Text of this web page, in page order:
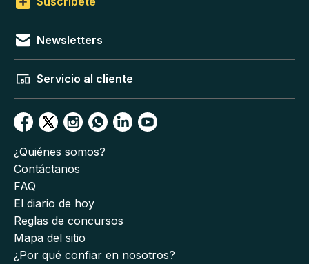
Newsletters
Servicio al cliente
¿Quiénes somos?
Contáctanos
FAQ
El diario de hoy
Reglas de concursos
Mapa del sitio
¿Por qué confiar en nosotros?